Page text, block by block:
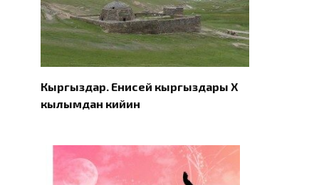
Кыргыздар. Eнисей кыргыздары X
кылымдан кийин